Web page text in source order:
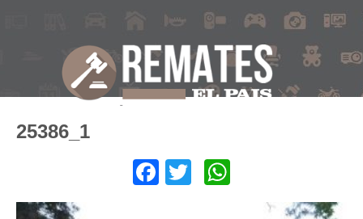
25386_1
Facebook
Twitter